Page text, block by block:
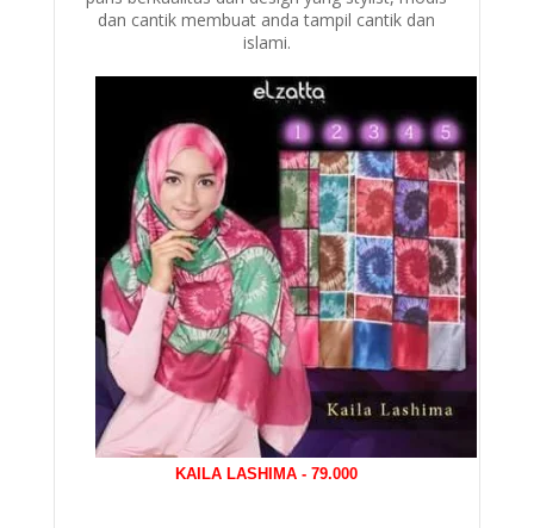
dan cantik membuat anda tampil cantik dan
islami.
KAILA LASHIMA - 79.000